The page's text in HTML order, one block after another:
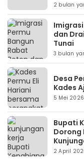
2 bulan
dan
Tunai
3 bulan
Desa
Kades
5 Mei 2026
Bupati
Dorong
2 April